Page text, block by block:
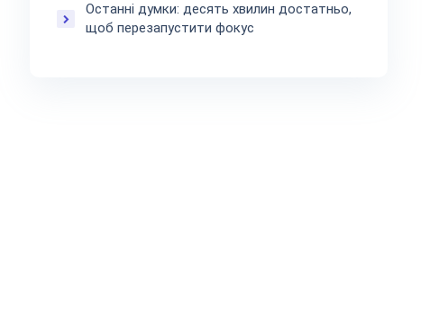
Останні думки: десять хвилин достатньо,
щоб перезапустити фокус